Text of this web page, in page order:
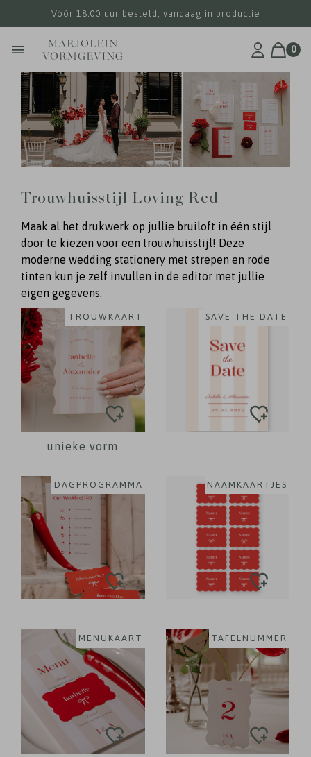
Vóór 18.00 uur besteld, vandaag in productie
0
Trouwhuisstijl Loving Red
Maak al het drukwerk op jullie bruiloft in één stijl
door te kiezen voor een trouwhuisstijl! Deze
moderne wedding stationery met strepen en rode
tinten kun je zelf invullen in de editor met jullie
eigen gegevens.
TROUWKAART
unieke vorm
SAVE THE DATE
DAGPROGRAMMA NAAMKAARTJES
MENUKAART TAFELNUMMER